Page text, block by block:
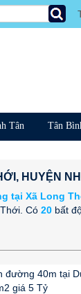
Tân Tân
HUYỆN
tại Xã Long
Có 20 bất
đường 40m tại
giá 5 Tỷ